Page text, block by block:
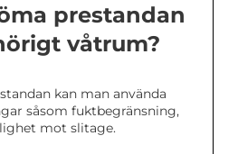
prestandan
våtrum?
kan man använda
såsom fuktbegränsning,
mot slitage.